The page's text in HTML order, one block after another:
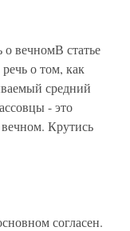
вечномВ статье
о том, как
средний
- это
Крутись
согласен.